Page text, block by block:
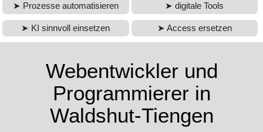
Prozesse automatisieren digitale Tools
KI sinnvoll einsetzen Access ersetzen
Webentwickler und
Programmierer in
Waldshut-Tiengen
IT Beratung
Suchmaschinenoptimierung (SEO)